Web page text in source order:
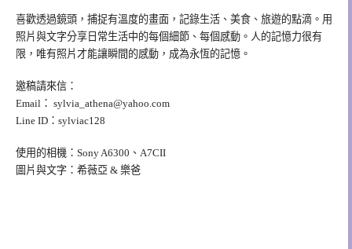
喜歡透過鏡頭，捕捉有溫度的畫面，記錄生活、美食、旅遊的點滴。用
照片與文字分享日常生活中的每個細節、每個感動。人的記憶力很有
限，唯有照片才能讓瞬間的感動，成為永恆的記憶。
邀稿請來信：
Email： sylvia_athena@yahoo.com
Line ID：sylviac128
使用的相機：Sony A6300、A7CII
圖片與文字：希薇亞 & 樂爸